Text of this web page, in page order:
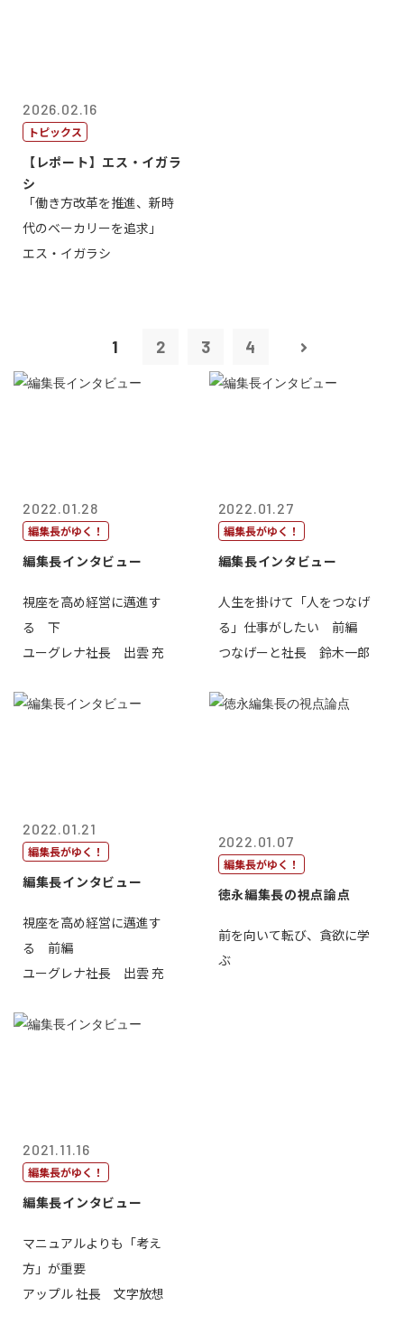
2026.02.16
トピックス
【レポート】エス・イガラ
シ
「働き方改革を推進、新時
代のベーカリーを追求」
エス・イガラシ
1 2 3 4
2022.01.28
編集長がゆく！
編集長インタビュー
視座を高め経営に邁進す
る 下
ユーグレナ社長 出雲 充
2022.01.27
編集長がゆく！
編集長インタビュー
人生を掛けて「人をつなげ
る」仕事がしたい 前編
つなげーと社長 鈴木一郎
2022.01.21
編集長がゆく！
編集長インタビュー
視座を高め経営に邁進す
る 前編
ユーグレナ社長 出雲 充
2022.01.07
編集長がゆく！
徳永編集長の視点論点
前を向いて転び、貪欲に学
ぶ
2021.11.16
編集長がゆく！
編集長インタビュー
マニュアルよりも「考え
方」が重要
アップル 社長 文字放想